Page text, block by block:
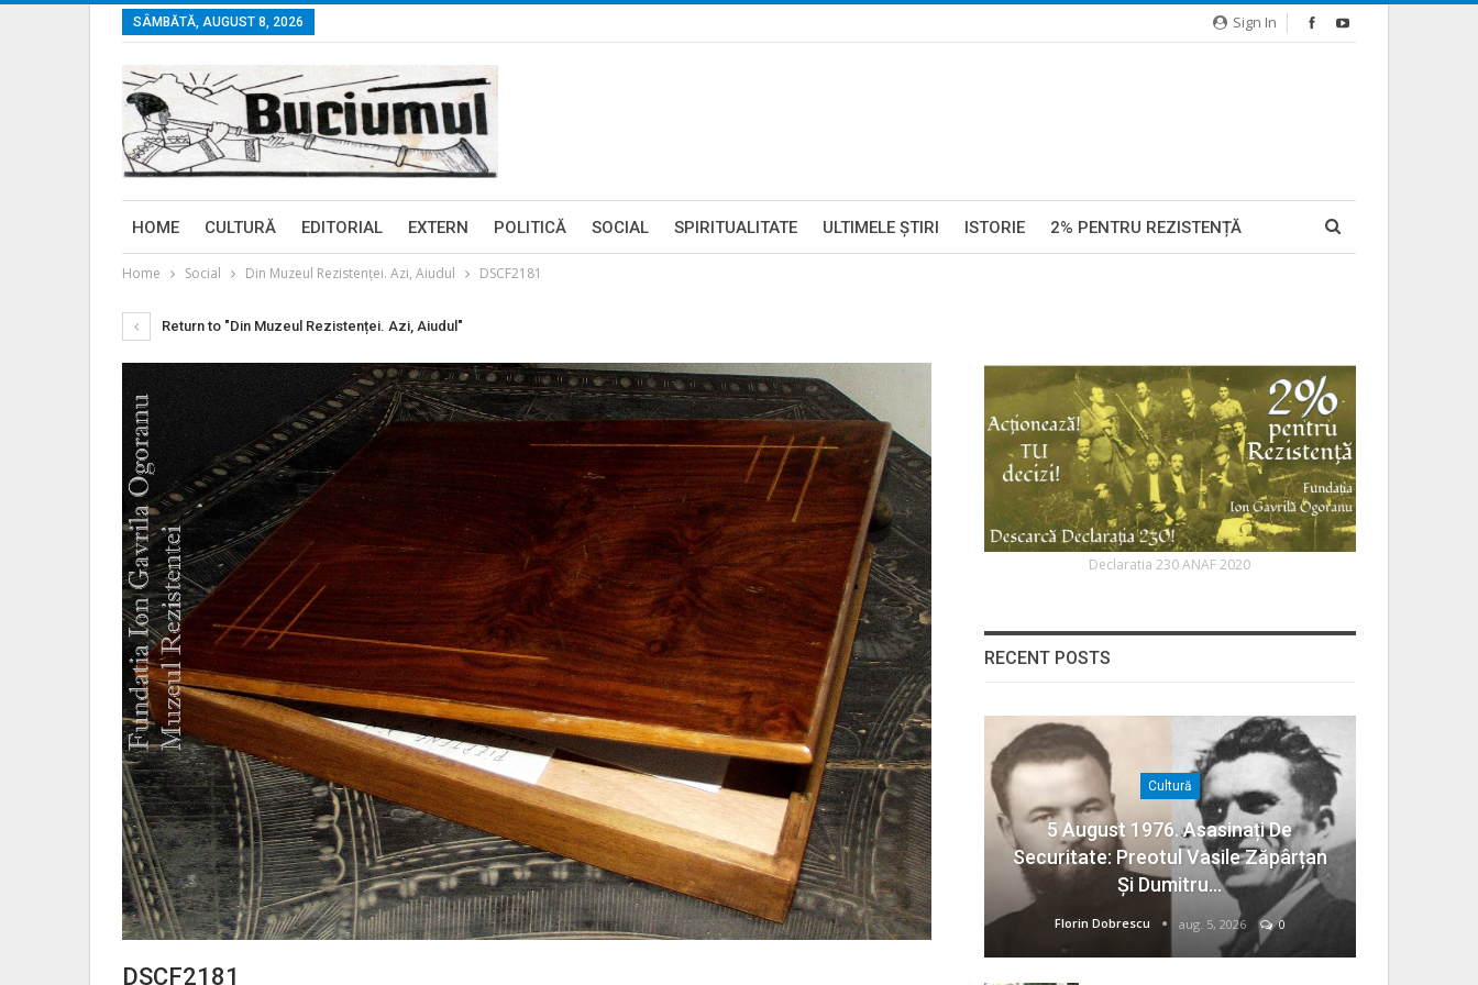
Sign In
SÂMBĂTĂ, AUGUST 8, 2026
HOME CULTURĂ EDITORIAL EXTERN POLITICĂ SOCIAL SPIRITUALITATE ULTIMELE ŞTIRI ISTORIE 2% PENTRU REZISTENȚĂ
Home Social Din Muzeul Rezistenței. Azi, Aiudul DSCF2181
Return to "Din Muzeul Rezistenței. Azi, Aiudul"
DSCF2181
Declaratia 230 ANAF 2020
RECENT POSTS
Cultură
5 August 1976. Asasinați De
Securitate: Preotul Vasile Zăpârțan
Și Dumitru…
Florin Dobrescu aug. 5, 2026 0